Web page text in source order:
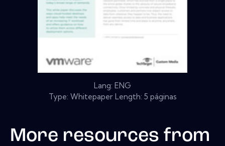
Lang: ENG
Type: Whitepaper Length: 5 páginas
More resources from